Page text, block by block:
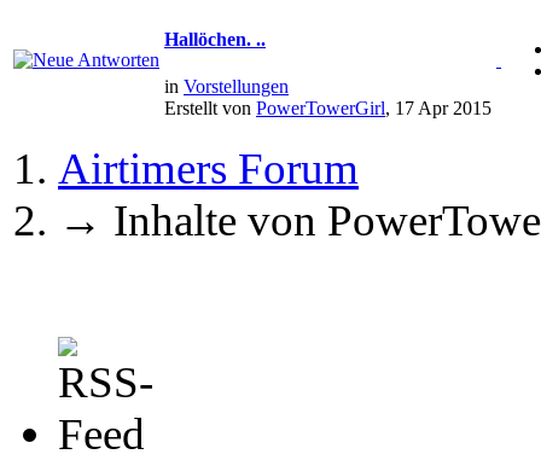
Hallöchen. ..
in Vorstellungen
Erstellt von PowerTowerGirl, 17 Apr 2015
Airtimers Forum
→ Inhalte von